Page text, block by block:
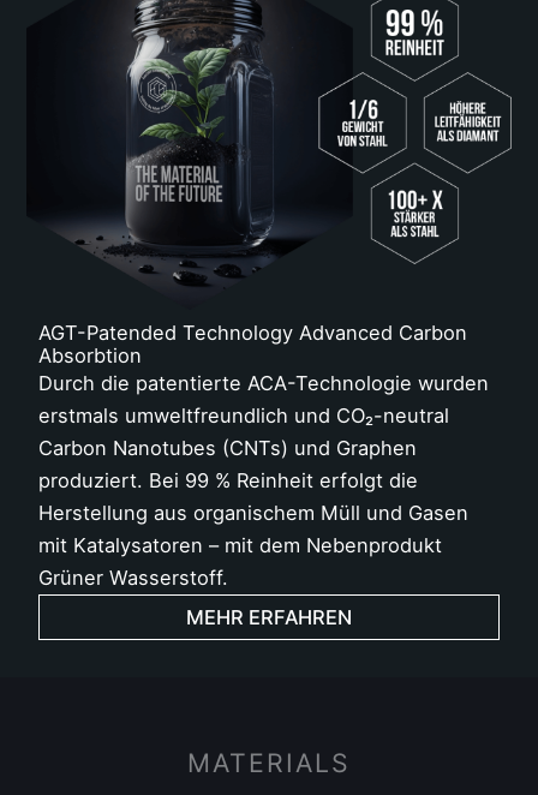
AGT-Patended Technology Advanced Carbon
Absorbtion
Durch die patentierte ACA-Technologie wurden
erstmals umweltfreundlich und CO₂-neutral
Carbon Nanotubes (CNTs) und Graphen
produziert. Bei 99 % Reinheit erfolgt die
Herstellung aus organischem Müll und Gasen
mit Katalysatoren – mit dem Nebenprodukt
Grüner Wasserstoff.
MEHR ERFAHREN
MATERIALS